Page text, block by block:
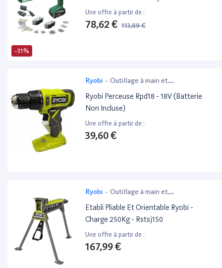
-31%
(Visser Ou Percer Dans Le Bois, Métal Et
Plastique; 241 Accessoires; 1 Bat 18V 1.5
Une offre à partir de :
78,62 € 113,89 €
Ryobi - Outillage à main et
électroportatif
Ryobi Perceuse Rpd18 - 18V (Batterie
Non Incluse)
Une offre à partir de :
39,60 €
Ryobi - Outillage à main et
électroportatif
Etabli Pliable Et Orientable Ryobi -
Charge 250Kg - Rstsj150
Une offre à partir de :
167,99 €